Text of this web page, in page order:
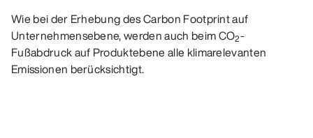
Wie bei der Erhebung des Carbon Footprint auf
Unternehmensebene, werden auch beim CO2-
Fußabdruck auf Produktebene alle klimarelevanten
Emissionen berücksichtigt.